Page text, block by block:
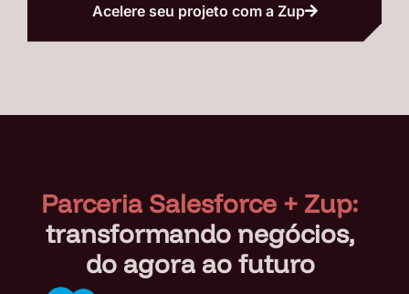
Acelere seu projeto com a Zup
Parceria Salesforce + Zup:
transformando negócios,
do agora ao futuro